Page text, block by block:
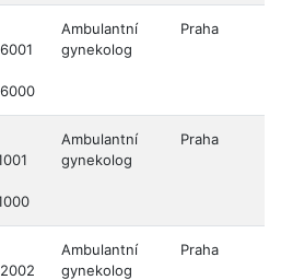
Ambulantní
gynekolog
Praha
Ambulantní
gynekolog
Praha
Ambulantní
gynekolog
Praha